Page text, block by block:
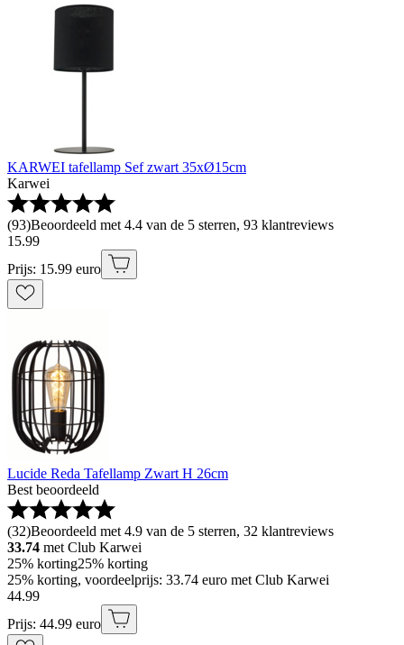
KARWEI tafellamp Sef zwart 35xØ15cm
Karwei
(93)Beoordeeld met 4.4 van de 5 sterren, 93 klantreviews
15.99
Prijs: 15.99 euro
Lucide Reda Tafellamp Zwart H 26cm
Best beoordeeld
(32)Beoordeeld met 4.9 van de 5 sterren, 32 klantreviews
33.74 met Club Karwei
25% korting25% korting
25% korting, voordeelprijs: 33.74 euro met Club Karwei
44.99
Prijs: 44.99 euro